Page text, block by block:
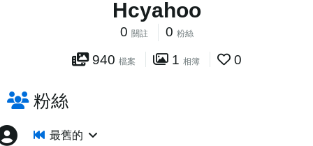
Hcyahoo
0 關註 0 粉絲
940 檔案 1 相簿 0
粉絲
最舊的